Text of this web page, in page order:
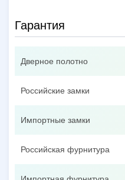
Гарантия
Дверное полотно
Российские замки
Импортные замки
Российская фурнитура